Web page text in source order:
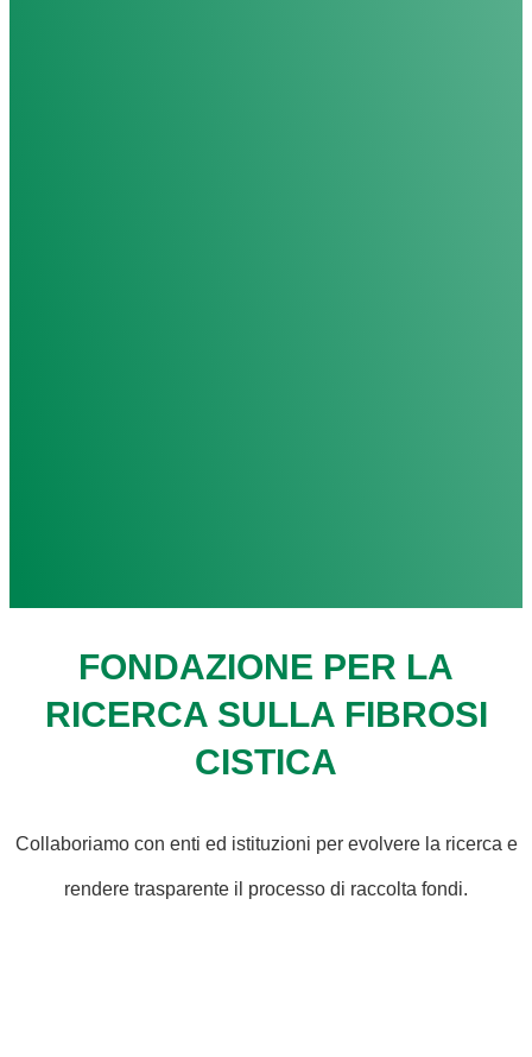
FONDAZIONE PER LA
RICERCA SULLA FIBROSI
CISTICA
Collaboriamo con enti ed istituzioni per evolvere la ricerca e
rendere trasparente il processo di raccolta fondi.